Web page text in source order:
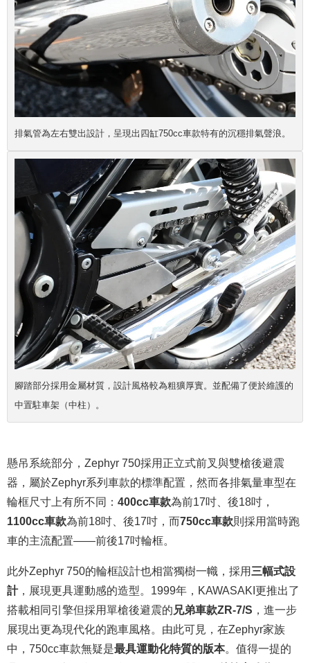
排氣管為左右雙出設計，呈現出四缸750cc車款特有的沉穩排氣聲浪。
腳踏部分採用金屬材質，設計風格較為粗獷厚實。並配備了便於維護的
中置駐車架（中柱）。
懸吊系統部分，Zephyr 750採用正立式前叉與雙槍後避震
器，屬於Zephyr系列車款的標準配置，然而各排氣量車型在
輪框尺寸上有所不同： 400cc車款為前17吋、後18吋，
1100cc車款為前18吋、後17吋，而750cc車款則採用當時跑
車的主流配置——前後17吋輪框。
此外Zephyr 750的輪框設計也相當獨樹一幟，採用 三幅式設
計，展現更具運動感的造型。1999年，KAWASAKI更推出了
搭載相同引擎但採用單槍後避震的 兄弟車款ZR-7/S ，進一步
展現出更為現代化的跑車風格。由此可見，在Zephyr家族
中，750cc車款無疑是最具運動化特質的版本。值得一提的